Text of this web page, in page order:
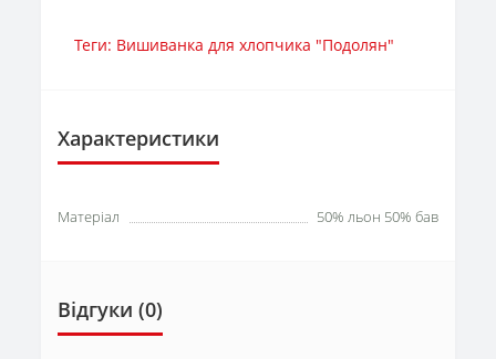
Теги: Вишиванка для хлопчика "Подолян"
Характеристики
Матеріал 50% льон 50% бав
Відгуки (0)